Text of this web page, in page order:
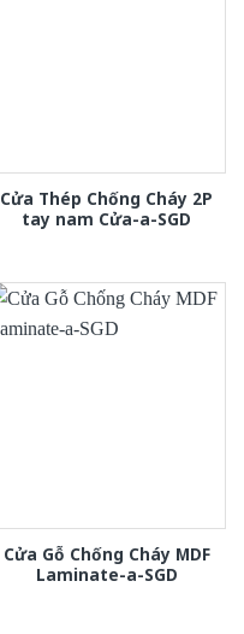
Cửa Thép Chống Cháy 2P
tay nam Cửa-a-SGD
Cửa Gỗ Chống Cháy MDF
Laminate-a-SGD